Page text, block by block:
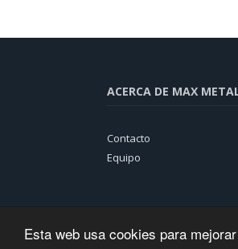
Esta web usa cookies para
ACERCA DE MAX
Contacto
Equipo